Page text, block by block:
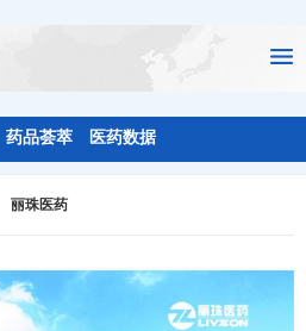
药品荟萃 医药数据
丽珠医药